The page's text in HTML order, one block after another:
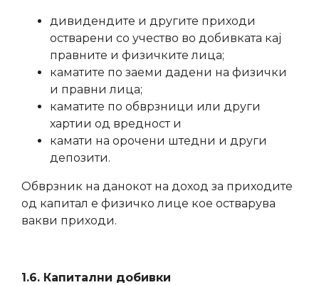
дивидендите и другите приходи
остварени со учество во добивката кај
правните и физичките лица;
каматите по заеми дадени на физички
и правни лица;
каматите по обврзници или други
хартии од вредност и
камати на орочени штедни и други
депозити.
Обврзник на данокот на доход за приходите
од капитал е физичко лице кое остварува
вакви приходи.
1.6. Капитални добивки